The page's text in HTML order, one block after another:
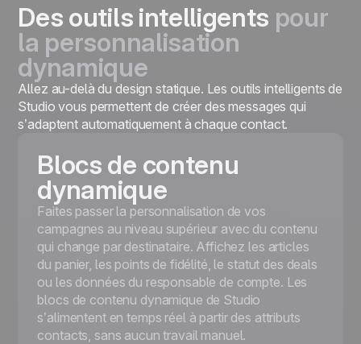
Des outils intelligents pour
la personnalisation
dynamique
Allez au-delà du design statique. Les outils intelligents de
Studio vous permettent de créer des messages qui
s’adaptent automatiquement à chaque contact.
Blocs de contenu
dynamique
Faites passer la personnalisation de vos
campagnes au niveau supérieur avec du contenu
qui change par destinataire. Affichez les articles
du panier, les points de fidélité, le statut des deals
ou les données du responsable de compte. Les
blocs de contenu dynamique de Studio
s’alimentent en temps réel à partir des attributs
contacts, sans aucun travail manuel.